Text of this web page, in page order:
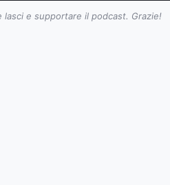
e supportare il podcast. Grazie!